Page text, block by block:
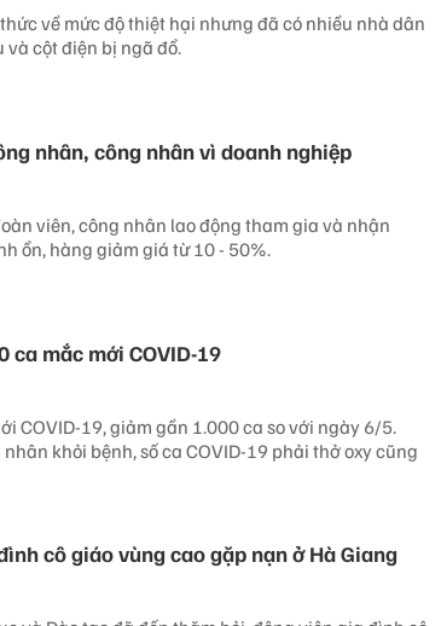
về mức độ thiệt hại nhưng đã có nhiều nhà dân
và cột điện bị ngã đổ.
nhân, công nhân vì doanh nghiệp
viên, công nhân lao động tham gia và nhận
ổn, hàng giảm giá từ 10 - 50%.
ca mắc mới COVID-19
COVID-19, giảm gần 1.000 ca so với ngày 6/5.
khỏi bệnh, số ca COVID-19 phải thở oxy cũng
cô giáo vùng cao gặp nạn ở Hà Giang